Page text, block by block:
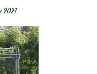
2021